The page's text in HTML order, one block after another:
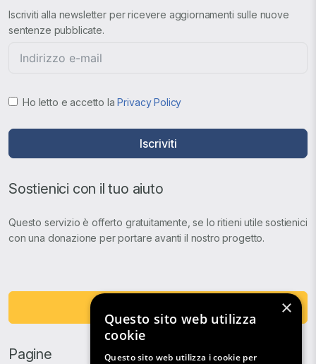
Iscriviti alla newsletter per ricevere aggiornamenti sulle nuove
sentenze pubblicate.
Ho letto e accetto laPrivacy Policy
Iscriviti
Sostienici con il tuo aiuto
Questo servizio è offerto gratuitamente, se lo ritieni utile sostienici
con una donazione per portare avanti il nostro progetto.
Pagine
×
Questo sito web utilizza
cookie
Questo sito web utilizza i cookie per